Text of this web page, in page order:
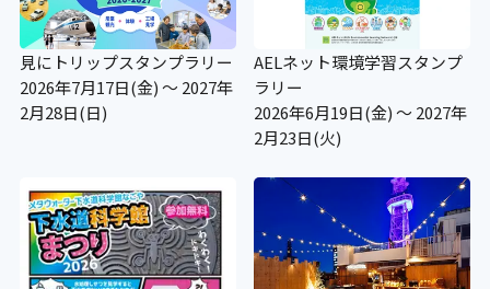
見にトリップスタンプラリー
2026年7月17日(金) ～ 2027年
2月28日(日)
AELネット環境学習スタンプ
ラリー
2026年6月19日(金) ～ 2027年
2月23日(火)